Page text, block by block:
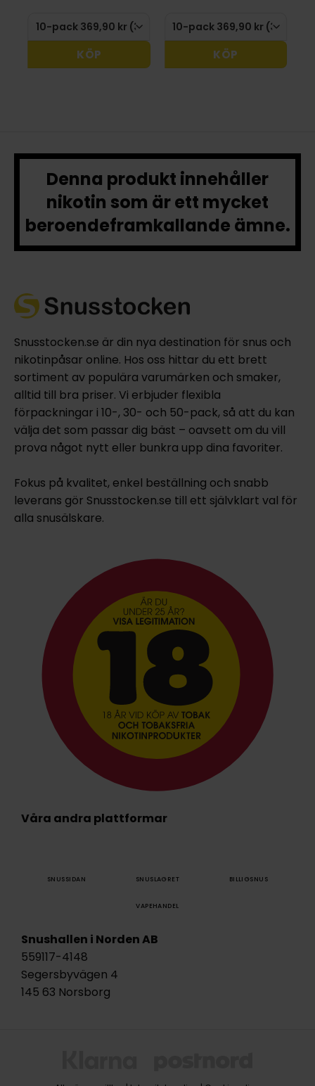
KÖP KÖP
Denna produkt innehåller
nikotin som är ett mycket
beroendeframkallande ämne.
Snusstocken.se är din nya destination för snus och
nikotinpåsar online. Hos oss hittar du ett brett
sortiment av populära varumärken och smaker,
alltid till bra priser. Vi erbjuder flexibla
förpackningar i 10-, 30- och 50-pack, så att du kan
välja det som passar dig bäst – oavsett om du vill
prova något nytt eller bunkra upp dina favoriter.
Fokus på kvalitet, enkel beställning och snabb
leverans gör Snusstocken.se till ett självklart val för
alla snusälskare.
Våra andra plattformar
SNUSSIDAN SNUSLAGRET BILLIGSNUS
VAPEHANDEL
Snushallen i Norden AB
559117-4148
Segersbyvägen 4
145 63 Norsborg